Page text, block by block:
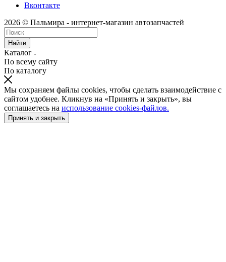
Вконтакте
2026 © Пальмира - интернет-магазин автозапчастей
Найти
Каталог
По всему сайту
По каталогу
Мы сохраняем файлы cookies, чтобы сделать взаимодействие с
сайтом удобнее. Кликнув на «Принять и закрыть», вы
соглашаетесь на использование cookies-файлов.
Принять и закрыть